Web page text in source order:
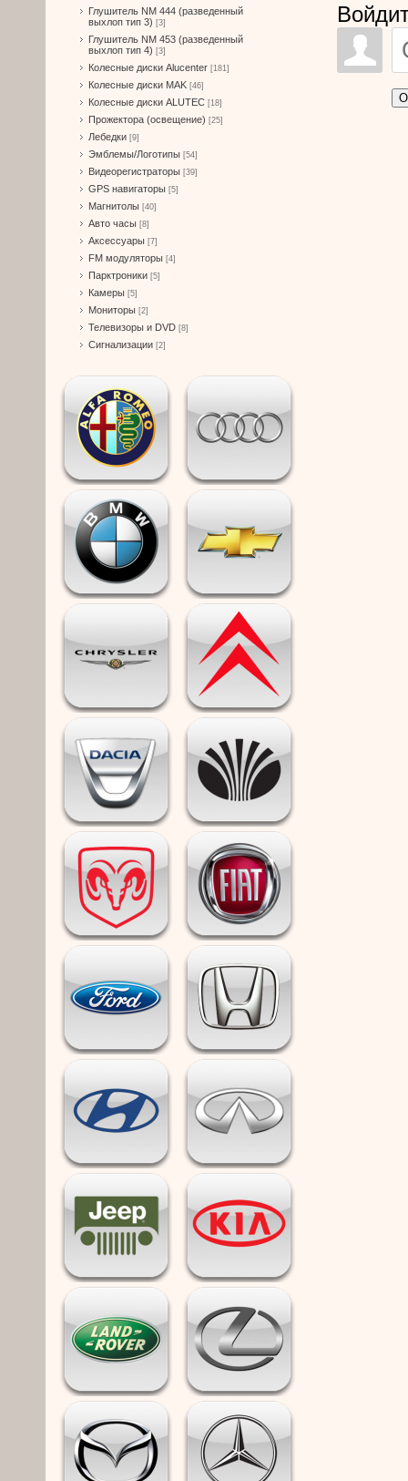
Глушитель NM 444 (разведенный
выхлоп тип 3) [3]
Глушитель NM 453 (разведенный
выхлоп тип 4) [3]
Колесные диски Alucenter [181]
Колесные диски MAK [46]
Колесные диски ALUTEC [18]
Прожектора (освещение) [25]
Лебедки [9]
Эмблемы/Логотипы [54]
Видеорегистраторы [39]
GPS навигаторы [5]
Магнитолы [40]
Авто часы [8]
Аксессуары [7]
FM модуляторы [4]
Парктроники [5]
Камеры [5]
Мониторы [2]
Телевизоры и DVD [8]
Сигнализации [2]